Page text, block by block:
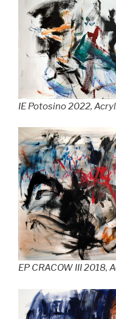
IE Potosino 2022,
EP CRACOW III 2018,